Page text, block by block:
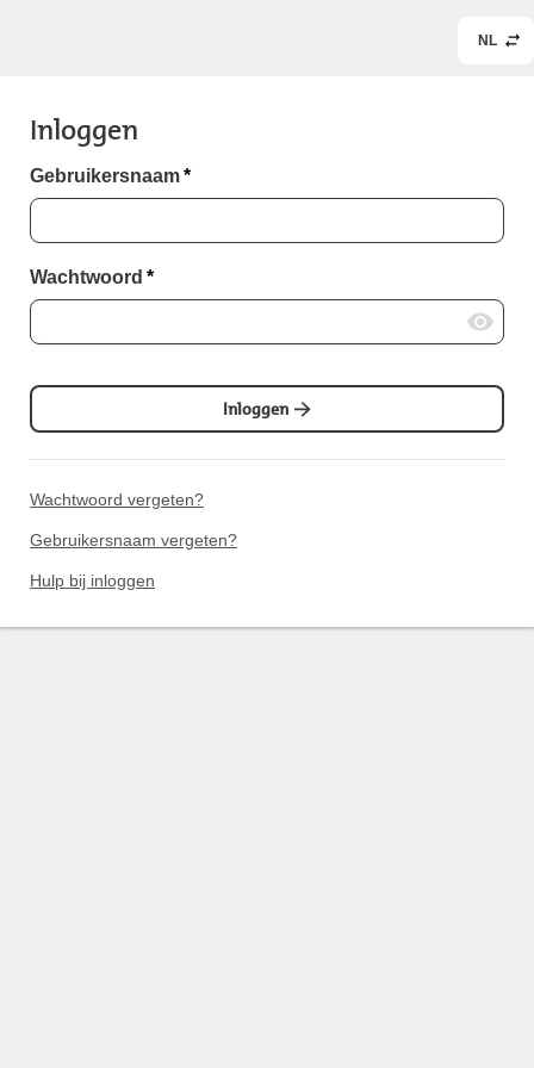
NL
Inloggen
Gebruikersnaam*
Wachtwoord *
Inloggen
Wachtwoord vergeten?
Gebruikersnaam vergeten?
Hulp bij inloggen